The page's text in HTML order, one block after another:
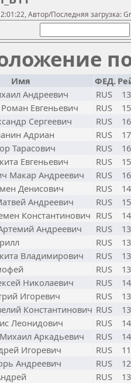
Автор/Последняя загрузка:
Имя ФЕД.
Андреевич RUS
Евгеньевич RUS
Сергеевич RUS
Адриан RUS
Тарасович RUS
Евгеньевич RUS
Макар Андреевич RUS
Денисович RUS
Андреевич RUS
Константинович RUS
Андреевич RUS
RUS
Владимирович RUS
RUS
Николаевич RUS
Игоревич RUS
Константинович RUS
Леонидович RUS
Аркадьевич RUS
Игоревич RUS
Андреевич RUS
RUS